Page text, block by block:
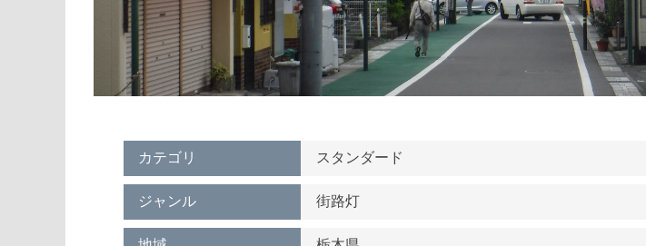
カテゴリ スタンダード
ジャンル 街路灯